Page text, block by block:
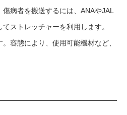
病者を搬送するには、ANAやJAL
ストレッチャーを利用します。
。容態により、使用可能機材など、